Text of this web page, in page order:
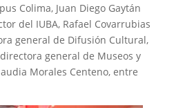
Colima, Juan Diego Gaytán
del IUBA, Rafael Covarrubias
general de Difusión Cultural,
general de Museos y
Morales Centeno, entre